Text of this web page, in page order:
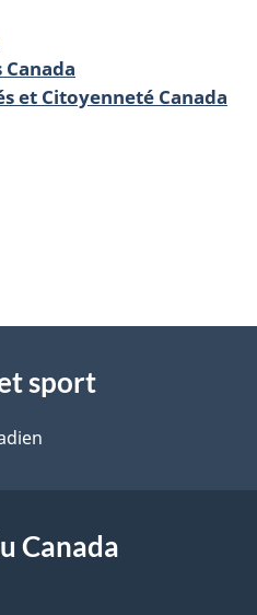
et Citoyenneté Canada
sport
Canada